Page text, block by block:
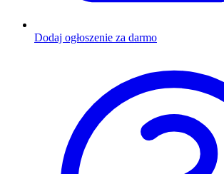
Dodaj ogłoszenie za darmo